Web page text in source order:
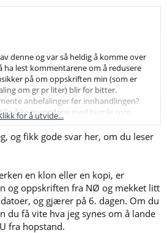
denne og var så heldig å komme over
ha lest kommentarene om å redusere
på om oppskriften min (som er
om gr pr liter) blir for bitter.
anbefalinger før innhandlingen?
ikke mengdene med humle som
vår?
for å utvide...
og fikk gode svar her, om du leser
en klon eller en kopi, er
og oppskriften fra NØ og mekket litt
og gjærer på 6. dagen. Om du
du få vite hva jeg synes om å lande
fra hopstand.